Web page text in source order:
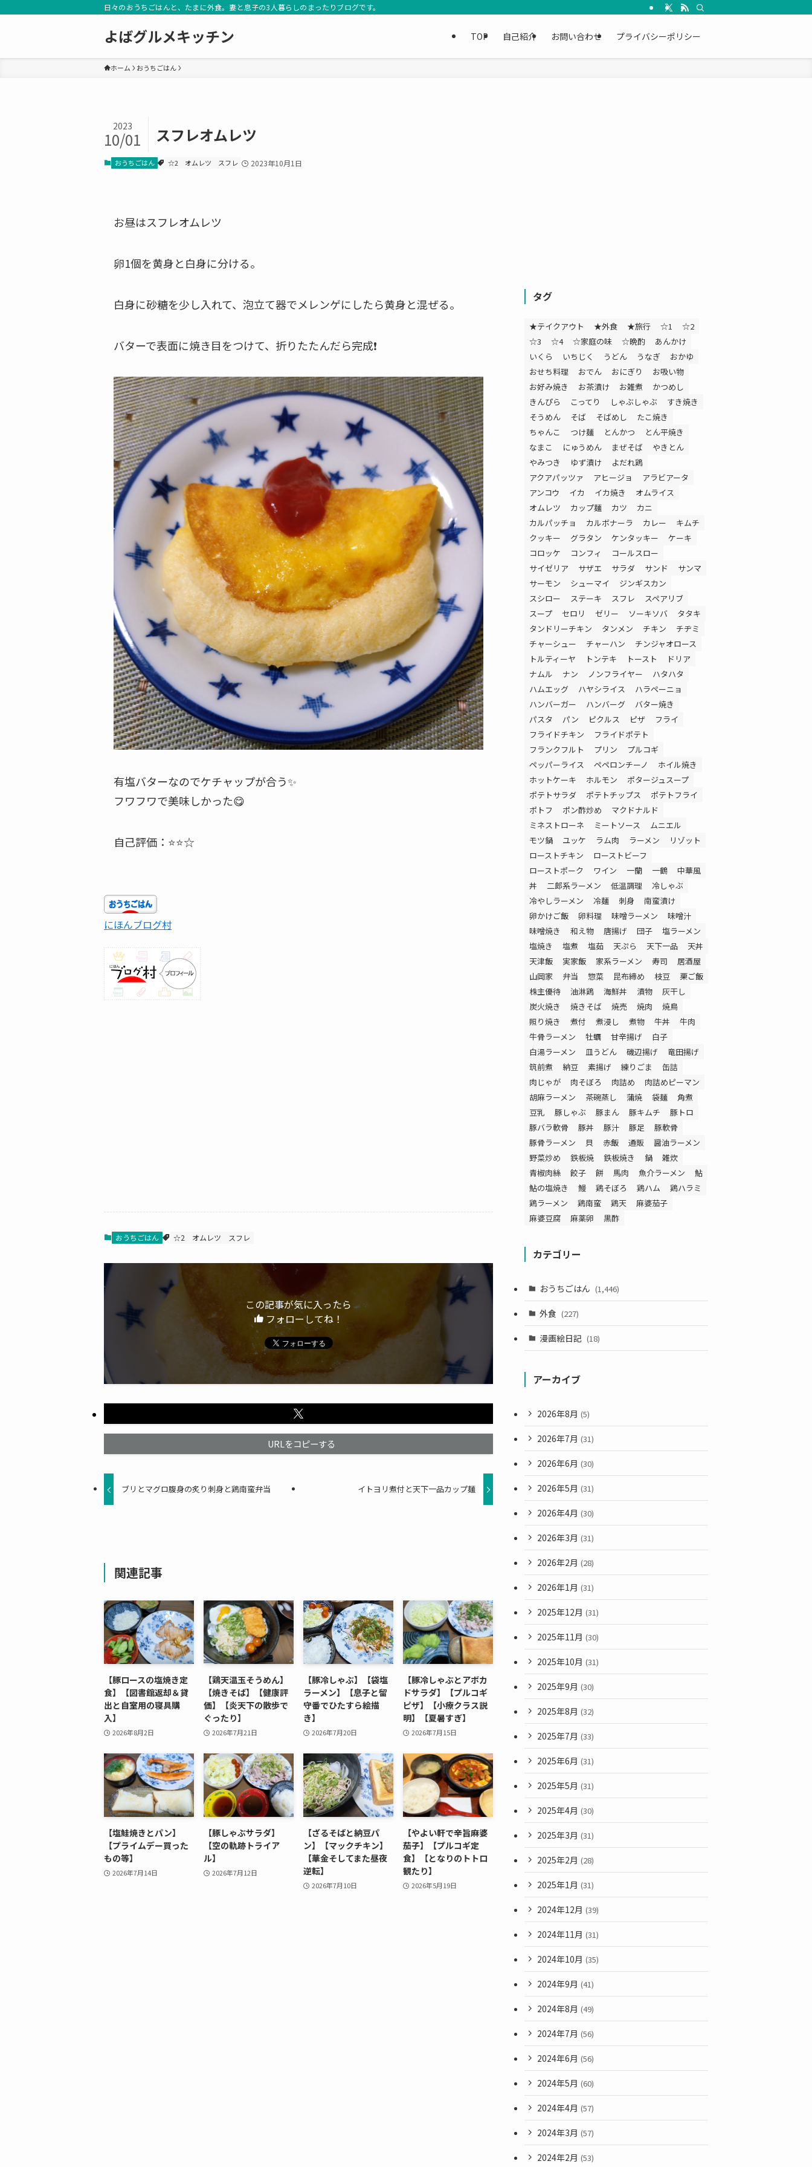
日々のおうちごはんと、たまに外食。妻と息子の3人暮らしのまったりブログです。
よばグルメキッチン TOP 自己紹介 お問い合わせ プライバシーポリシー
ホーム おうちごはん
スフレオムレツ
2023
10/01
おうちごはん ☆2 オムレツ スフレ 2023年10月1日
お昼はスフレオムレツ
卵1個を黄身と白身に分ける。
白身に砂糖を少し入れて、泡立て器でメレンゲにしたら黄身と混ぜる。
バターで表面に焼き目をつけて、折りたたんだら完成❗
有塩バターなのでケチャップが合う✨
フワフワで美味しかった😋
自己評価：⭐⭐☆
にほんブログ村
おうちごはん ☆2 オムレツ スフレ
この記事が気に入ったら
フォローしてね！
URLをコピーする
ブリとマグロ腹身の炙り刺身と鶏南蛮弁当 イトヨリ煮付と天下一品カップ麺
関連記事
【豚ロースの塩焼き定
食】【図書館返却＆貸
出と自室用の寝具購
入】
2026年8月2日
【鶏天温玉そうめん】
【焼きそば】【健康評
価】【炎天下の散歩で
ぐったり】
2026年7月21日
【豚冷しゃぶ】【袋塩
ラーメン】【息子と留
守番でひたすら絵描
き】
2026年7月20日
【豚冷しゃぶとアボカ
ドサラダ】【プルコギ
ピザ】【小療クラス説
明】【夏暑すぎ】
2026年7月15日
【塩鮭焼きとパン】
【プライムデー買った
もの等】
2026年7月14日
【豚しゃぶサラダ】
【空の軌跡トライア
ル】
2026年7月12日
【ざるそばと納豆パ
ン】【マックチキン】
【華金そしてまた昼夜
逆転】
2026年7月10日
【やよい軒で辛旨麻婆
茄子】【プルコギ定
食】【となりのトトロ
観たり】
2026年5月19日
タグ
★テイクアウト ★外食 ★旅行 ☆1
☆2
☆3
☆4 ☆家庭の味 ☆晩酌
あんかけ
いくら
いちじく うどん うなぎ
おかゆ
おせち料理
おでん おにぎり
お吸い物
お好み焼き
お茶漬け お雑煮
かつめし
きんぴら
こってり しゃぶしゃぶ
すき焼き
そうめん
そば そばめし
たこ焼き
ちゃんこ
つけ麺 とんかつ
とん平焼き
なまこ
にゅうめん まぜそば
やきとん
やみつき
ゆず漬け
よだれ鶏
アクアパッツァ
アヒージョ
アラビアータ
アンコウ
イカ イカ焼き
オムライス
オムレツ
カップ麺 カツ
カニ
カルパッチョ
カルボナーラ カレー
キムチ
クッキー
グラタン ケンタッキー
ケーキ
コロッケ
コンフィ
コールスロー
サイゼリア
サザエ サラダ サンド
サンマ
サーモン
シューマイ
ジンギスカン
スシロー
ステーキ スフレ
スペアリブ
スープ
セロリ ゼリー ソーキソバ
タタキ
タンドリーチキン
タンメン チキン
チヂミ
チャーシュー
チャーハン
チンジャオロース
トルティーヤ
トンテキ トースト
ドリア
ナムル
ナン ノンフライヤー
ハタハタ
ハムエッグ
ハヤシライス
ハラペーニョ
ハンバーガー
ハンバーグ
バター焼き
パスタ
パン ピクルス ピザ
フライ
フライドチキン
フライドポテト
フランクフルト
プリン
プルコギ
ペッパーライス
ペペロンチーノ
ホイル焼き
ホットケーキ
ホルモン
ポタージュスープ
ポテトサラダ
ポテトチップス
ポテトフライ
ポトフ
ポン酢炒め
マクドナルド
ミネストローネ
ミートソース
ムニエル
モツ鍋
ユッケ ラム肉 ラーメン
リゾット
ローストチキン
ローストビーフ
ローストポーク
ワイン 一蘭 一鶴
中華風
丼
二郎系ラーメン 低温調理
冷しゃぶ
冷やしラーメン
冷麺 刺身
南蛮漬け
卵かけご飯
卵料理 味噌ラーメン
味噌汁
味噌焼き
和え物 唐揚げ 団子
塩ラーメン
塩焼き
塩煮 塩茹 天ぷら 天下一品
天丼
天津飯
実家飯 家系ラーメン 寿司
居酒屋
山岡家
弁当 惣菜 昆布締め 枝豆
栗ご飯
株主優待
油淋鶏 海鮮丼 漬物
灰干し
炭火焼き
焼きそば 焼売 焼肉
焼鳥
照り焼き
煮付 煮浸し 煮物 牛丼
牛肉
牛骨ラーメン
牡蠣 甘辛揚げ
白子
白湯ラーメン
皿うどん 磯辺揚げ
竜田揚げ
筑前煮
納豆 素揚げ 練りごま
缶詰
肉じゃが
肉そぼろ 肉詰め
肉詰めピーマン
胡麻ラーメン
茶碗蒸し 蒲焼 袋麺
角煮
豆乳
豚しゃぶ 豚まん 豚キムチ
豚トロ
豚バラ軟骨
豚丼 豚汁 豚足
豚軟骨
豚骨ラーメン
貝 赤飯 通販
醤油ラーメン
野菜炒め
鉄板焼 鉄板焼き 鍋
雑炊
青椒肉絲
餃子 餅 馬肉 魚介ラーメン
鮎
鮎の塩焼き
鰻 鶏そぼろ 鶏ハム
鶏ハラミ
鶏ラーメン
鶏南蛮 鶏天
麻婆茄子
麻婆豆腐
麻薬卵 黒酢
カテゴリー
おうちごはん (1,446)
外食 (227)
漫画絵日記 (18)
アーカイブ
2026年8月 (5)
2026年7月 (31)
2026年6月 (30)
2026年5月 (31)
2026年4月 (30)
2026年3月 (31)
2026年2月 (28)
2026年1月 (31)
2025年12月 (31)
2025年11月 (30)
2025年10月 (31)
2025年9月 (30)
2025年8月 (32)
2025年7月 (33)
2025年6月 (31)
2025年5月 (31)
2025年4月 (30)
2025年3月 (31)
2025年2月 (28)
2025年1月 (31)
2024年12月 (39)
2024年11月 (31)
2024年10月 (35)
2024年9月 (41)
2024年8月 (49)
2024年7月 (56)
2024年6月 (56)
2024年5月 (60)
2024年4月 (57)
2024年3月 (57)
2024年2月 (53)